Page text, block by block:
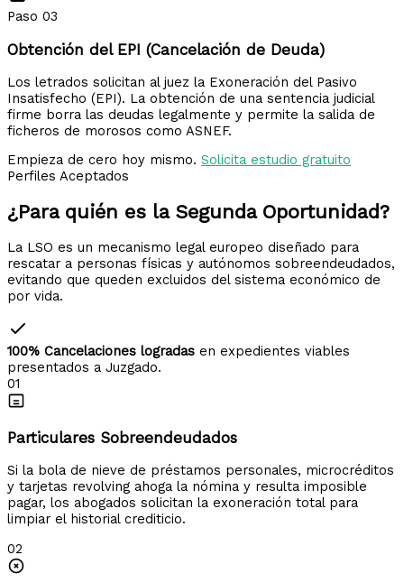
Paso 03
Obtención del EPI (Cancelación de Deuda)
Los letrados solicitan al juez la Exoneración del Pasivo
Insatisfecho (EPI). La obtención de una sentencia judicial
firme borra las deudas legalmente y permite la salida de
ficheros de morosos como ASNEF.
Empieza de cero hoy mismo. Solicita estudio gratuito
Perfiles Aceptados
¿Para quién es la Segunda Oportunidad?
La LSO es un mecanismo legal europeo diseñado para
rescatar a personas físicas y autónomos sobreendeudados,
evitando que queden excluidos del sistema económico de
por vida.
100% Cancelaciones logradas en expedientes viables
presentados a Juzgado.
01
Particulares Sobreendeudados
Si la bola de nieve de préstamos personales, microcréditos
y tarjetas revolving ahoga la nómina y resulta imposible
pagar, los abogados solicitan la exoneración total para
limpiar el historial crediticio.
02